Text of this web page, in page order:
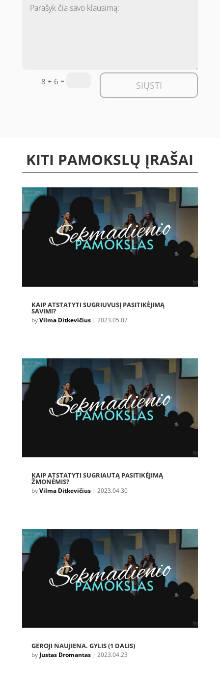
8 + 6 = SIŲSTI
KITI PAMOKSLŲ ĮRAŠAI
KAIP ATSTATYTI SUGRIUVUSĮ PASITIKĖJIMĄ
SAVIMI?
byVilma Ditkevičius| 2023.05.07
KAIP ATSTATYTI SUGRIAUTĄ PASITIKĖJIMĄ
ŽMONĖMIS?
byVilma Ditkevičius| 2023.04.30
GEROJI NAUJIENA. GYLIS (1 DALIS)
by Justas Dromantas| 2023.04.23